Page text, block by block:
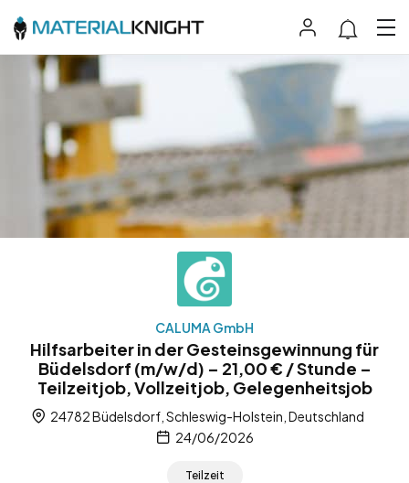
CALUMA GmbH
Hilfsarbeiter in der Gesteinsgewinnung für
Büdelsdorf (m/w/d) – 21,00 € / Stunde –
Teilzeitjob, Vollzeitjob, Gelegenheitsjob
24782 Büdelsdorf, Schleswig-Holstein, Deutschland
24/06/2026
Teilzeit